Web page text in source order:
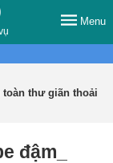
Menu
toàn thư giãn thoải
đậm_